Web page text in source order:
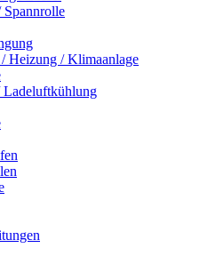
Heizung / Klimaanlage
Ladeluftkühlung